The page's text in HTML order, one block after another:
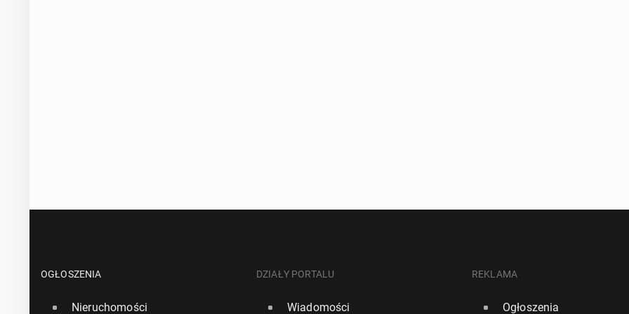
OGŁOSZENIA
Nieruchomości
DZIAŁY PORTALU
Wiadomości
REKLAMA
Ogłoszenia